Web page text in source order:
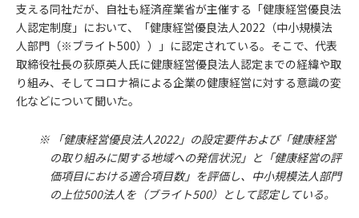
支える同社だが、自社も経済産業省が主催する「健康経営優良法
人認定制度」において、「健康経営優良法人2022（中小規模法
人部門（※ブライト500））」に認定されている。そこで、代表
取締役社長の荻原英人氏に健康経営優良法人認定までの経緯や取
り組み、そしてコロナ禍による企業の健康経営に対する意識の変
化などについて聞いた。
※ 「健康経営優良法人2022」の設定要件および「健康経営
の取り組みに関する地域への発信状況」と「健康経営の評
価項目における適合項目数」を評価し、中小規模法人部門
の上位500法人を（ブライト500）として認定している。